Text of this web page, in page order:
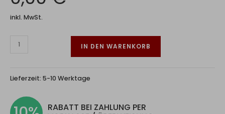
inkl. MwSt.
IN DEN WARENKORB
Lieferzeit: 5-10 Werktage
RABATT BEI ZAHLUNG PER